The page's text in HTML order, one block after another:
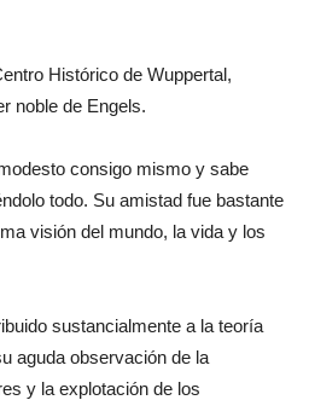
Histórico de Wuppertal,
noble de Engels.
consigo mismo y sabe
todo. Su amistad fue bastante
visión del mundo, la vida y los
sustancialmente a la teoría
aguda observación de la
y la explotación de los